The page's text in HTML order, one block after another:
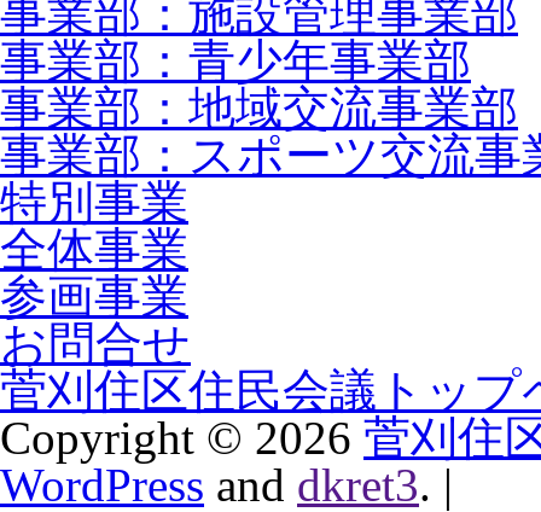
事業部：施設管理事業部
事業部：青少年事業部
事業部：地域交流事業部
事業部：スポーツ交流事
特別事業
全体事業
参画事業
お問合せ
菅刈住区住民会議トップ
Copyright © 2026 菅刈住
WordPress and dkret3. |